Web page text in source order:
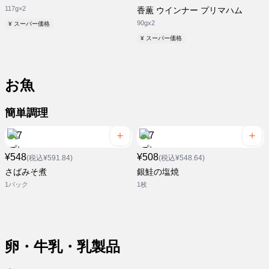
117g×2
¥ スーパー価格
香薫 ウインナー プリマハム
90gx2
¥ スーパー価格
お魚
簡単調理
¥548(税込¥591.84)
さばみそ煮
1パック
¥508(税込¥548.64)
銀鮭の塩焼
1枚
卵・牛乳・乳製品